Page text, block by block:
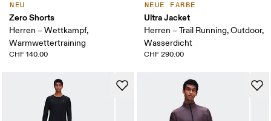
NEU
Zero Shorts
Herren – Wettkampf,
Warmwettertraining
CHF 140.00
NEUE FARBE
Ultra Jacket
Herren – Trail Running, Outdoor,
Wasserdicht
CHF 290.00